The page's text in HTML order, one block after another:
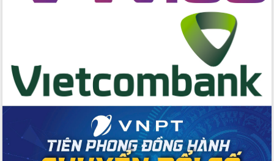
Đắk Lắk về phát triển nhân lực y tế
cho trạm y tế cấp xã
Du lịch Đắk Lắk nâng tầm trải nghiệm
du khách thông qua Hệ thống cơ sở dữ
Tập huấn ứng dụng trí tuệ nhân tạo (AI)
trong thương mại điện tử năm 2026